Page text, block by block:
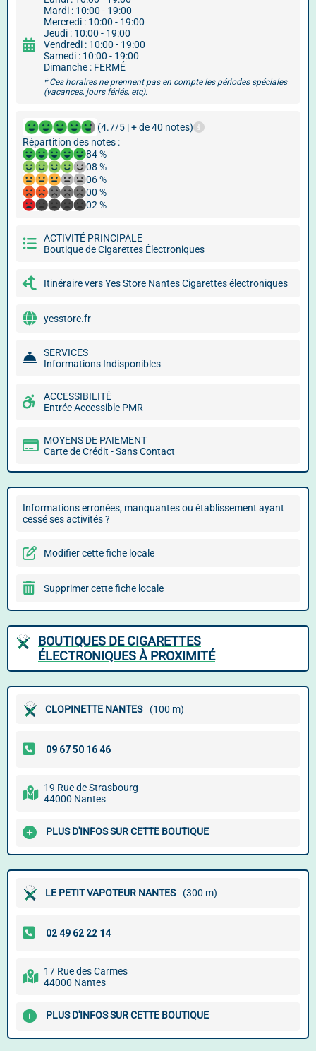
Mardi : 10:00 - 19:00
Mercredi : 10:00 - 19:00
Jeudi : 10:00 - 19:00
Vendredi : 10:00 - 19:00
Samedi : 10:00 - 19:00
Dimanche : FERMÉ
* Ces horaires ne prennent pas en compte les périodes spéciales
(vacances, jours fériés, etc).
(4.7/5 | + de 40 notes)
Répartition des notes :
84 %
08 %
06 %
00 %
02 %
ACTIVITÉ PRINCIPALE
Boutique de Cigarettes Électroniques
Itinéraire vers Yes Store Nantes Cigarettes électroniques
yesstore.fr
SERVICES
Informations Indisponibles
ACCESSIBILITÉ
Entrée Accessible PMR
MOYENS DE PAIEMENT
Carte de Crédit - Sans Contact
Informations erronées, manquantes ou établissement ayant
cessé ses activités ?
Modifier cette fiche locale
Supprimer cette fiche locale
BOUTIQUES DE CIGARETTES
ÉLECTRONIQUES À PROXIMITÉ
CLOPINETTE NANTES (100 m)
19 Rue de Strasbourg
44000 Nantes
PLUS D'INFOS SUR CETTE BOUTIQUE
LE PETIT VAPOTEUR NANTES (300 m)
17 Rue des Carmes
44000 Nantes
PLUS D'INFOS SUR CETTE BOUTIQUE